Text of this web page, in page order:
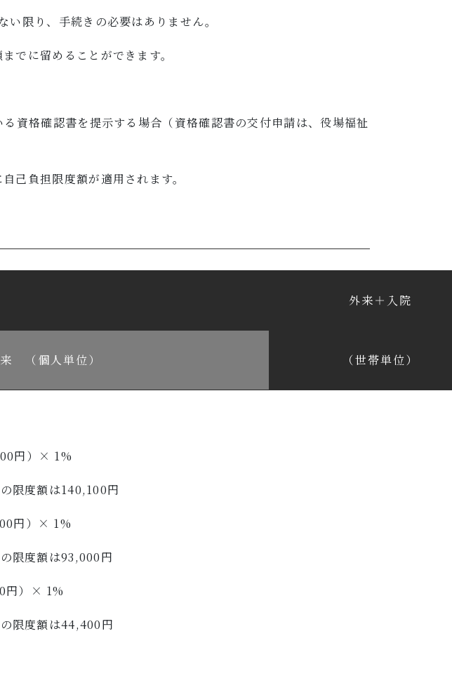
限り、手続きの必要はありません。
でに留めることができます。
資格確認書を提示する場合（資格確認書の交付申請は、役場福祉
己負担限度額が適用されます。
外来＋入院
（個人単位） （世帯単位）
円）× 1%
限度額は140,100円
円）× 1%
限度額は93,000円
円）× 1%
限度額は44,400円